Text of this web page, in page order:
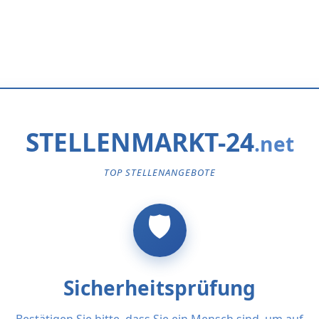
STELLENMARKT-24
TOP STELLENANGEBOTE
Sicherheitsprüfung